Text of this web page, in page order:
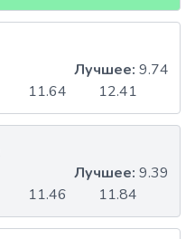
11.64 12.41
Лучшее: 9.74
11.46 11.84
Лучшее: 9.39